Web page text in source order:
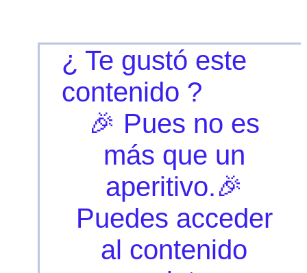
¿ Te gustó este
contenido ?
🎉 Pues no es
más que un
aperitivo.🎉
Puedes acceder
al contenido